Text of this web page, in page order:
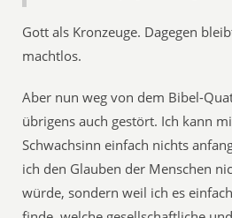
Gott als Kronzeuge. Dagegen
machtlos.
Aber nun weg von dem Bibel-
übrigens auch gestört. Ich kann
Schwachsinn einfach nichts
ich den Glauben der Menschen
würde, sondern weil ich es